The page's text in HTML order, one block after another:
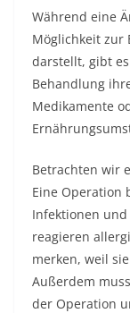
Während eine
Möglichkeit zur
darstellt, gibt
Behandlung
Medikamente
Betrachten wir
Eine Operation
Infektionen
reagieren
merken, weil
Außerdem
der Operation